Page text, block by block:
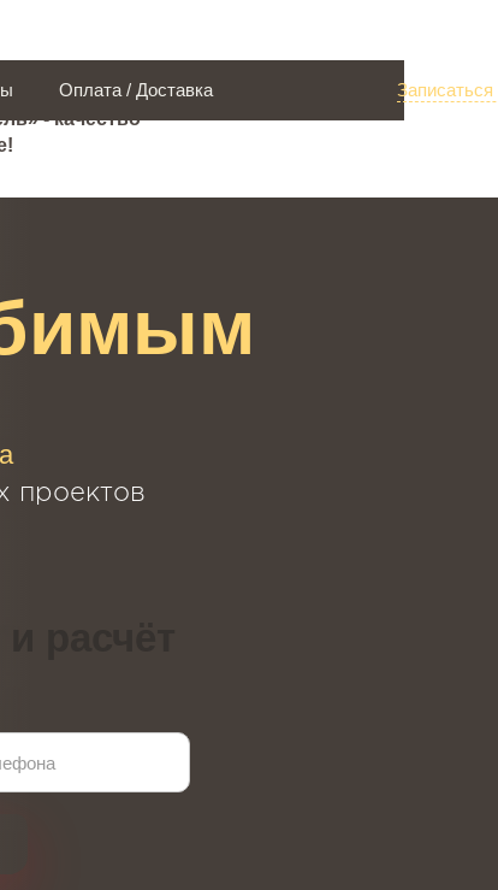
Оплата / Доставка
- качество
проектов
расчёт